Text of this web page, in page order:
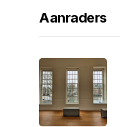
Aanraders